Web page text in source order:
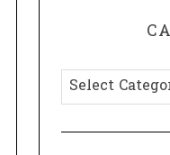
r
C
a
t